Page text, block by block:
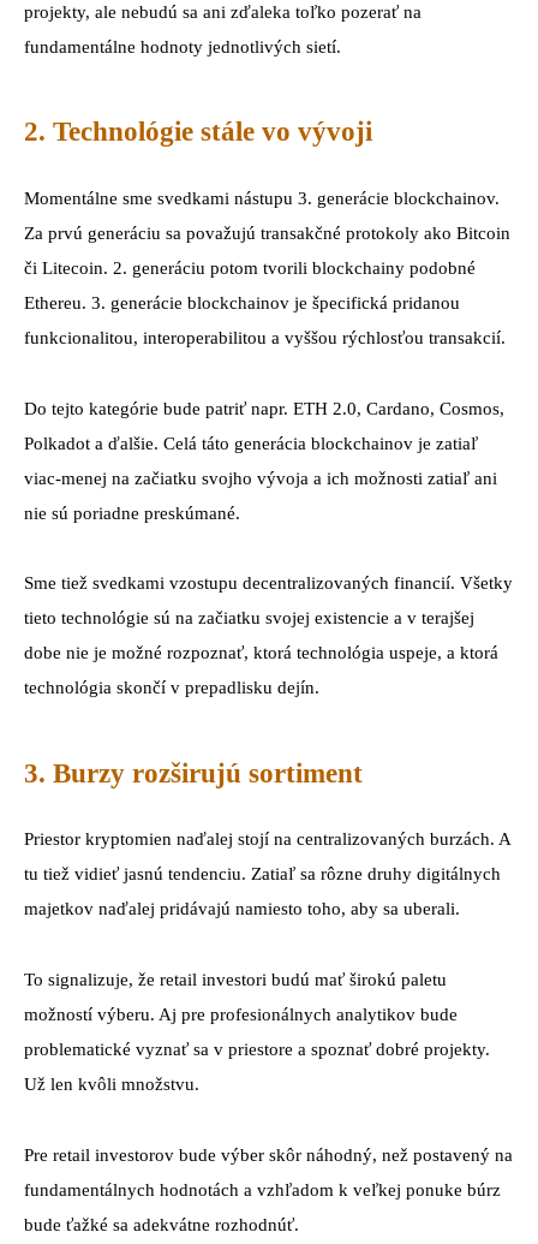
projekty, ale nebudú sa ani zďaleka toľko pozerať na
fundamentálne hodnoty jednotlivých sietí.
2. Technológie stále vo vývoji
Momentálne sme svedkami nástupu 3. generácie blockchainov.
Za prvú generáciu sa považujú transakčné protokoly ako Bitcoin
či Litecoin. 2. generáciu potom tvorili blockchainy podobné
Ethereu. 3. generácie blockchainov je špecifická pridanou
funkcionalitou, interoperabilitou a vyššou rýchlosťou transakcií.
Do tejto kategórie bude patriť napr. ETH 2.0, Cardano, Cosmos,
Polkadot a ďalšie. Celá táto generácia blockchainov je zatiaľ
viac-menej na začiatku svojho vývoja a ich možnosti zatiaľ ani
nie sú poriadne preskúmané.
Sme tiež svedkami vzostupu decentralizovaných financií. Všetky
tieto technológie sú na začiatku svojej existencie a v terajšej
dobe nie je možné rozpoznať, ktorá technológia uspeje, a ktorá
technológia skončí v prepadlisku dejín.
3. Burzy rozširujú sortiment
Priestor kryptomien naďalej stojí na centralizovaných burzách. A
tu tiež vidieť jasnú tendenciu. Zatiaľ sa rôzne druhy digitálnych
majetkov naďalej pridávajú namiesto toho, aby sa uberali.
To signalizuje, že retail investori budú mať širokú paletu
možností výberu. Aj pre profesionálnych analytikov bude
problematické vyznať sa v priestore a spoznať dobré projekty.
Už len kvôli množstvu.
Pre retail investorov bude výber skôr náhodný, než postavený na
fundamentálnych hodnotách a vzhľadom k veľkej ponuke búrz
bude ťažké sa adekvátne rozhodnúť.